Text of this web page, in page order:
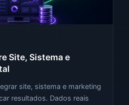
Site, Sistema e
site, sistema e marketing
resultados. Dados reais